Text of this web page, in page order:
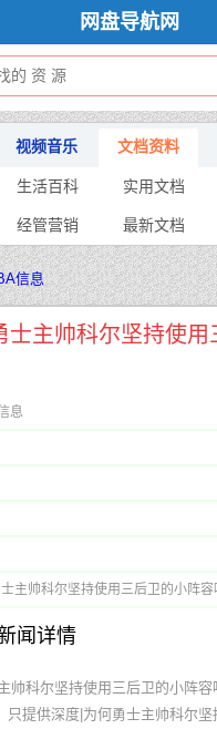
网盘导航网
视频音乐 文档资料
生活百科 实用文档
经管营销 最新文档
信息
士主帅科尔坚持使用
息
主帅科尔坚持使用三后卫的小阵容
闻详情
帅科尔坚持使用三后卫的小阵
只提供深度|为何勇士主帅科尔